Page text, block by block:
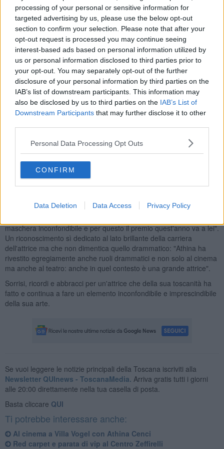
processing of your personal or sensitive information for
targeted advertising by us, please use the below opt-out
section to confirm your selection. Please note that after your
opt-out request is processed you may continue seeing
interest-based ads based on personal information utilized by
us or personal information disclosed to third parties prior to
your opt-out. You may separately opt-out of the further
disclosure of your personal information by third parties on the
IAB’s list of downstream participants. This information may
also be disclosed by us to third parties on the IAB’s List of
Downstream Participants that may further disclose it to other
Personal Data Processing Opt Outs
CONFIRM
Data Deletion Data Access Privacy Policy
trio dei Giancattivi con Alessandro Benvenuti e Francesco Nuti. Ma
i suoi ruoli sul grande schermo sono stati tanti: "Speriamo che sia
femmina", "Compagni di scuola" ma anche "Benvenuti in casa Gori"
e "Ritorno in Gori" solo per citarne alcuni per non dimenticare il
surreale "Ad ovest di Paperino" ambientato in una sognante
Firenze di inizio anni Ottanta.
La consegna ufficiale del premio è prevista per stasera aVilla
Vogelnell'ambito della rassegna cinematografica estiva
organizzata dal Quartiere Quattro di Firenze. Si tratta di una targa
in argento che, non è certo un caso, raffigura la storica maschera
fiorentina, emblema della genuina e schietta comicità locale.
trattorie e nelle strade.
"Questa è la prima edizione del premio - ha detto il comicoAndrea
portato in alto la comicità e che sono strettamente legati con il
maschera inconfondibile e per questo il premio quest'anno va a lei".
Un riconoscimento sì dedicato al lato brillante della carriera
dell'attrice ma che non dimentica quello drammatico: "Athina ha
rivestito egregiamente anche ruoli drammatici e non solo al cinema
ma anche al teatro: anche in quel contesto è una grande attrice".
Sorrisi, ricordi e abbracci per un'attrice che della sua toscanità ha
fatto e continua a fare un elemento inconfondibile e imprescindibile
della sua arte.
Se vuoi leggere le notizie principali della Toscana iscriviti alla
Newsletter QUInews - ToscanaMedia. Arriva gratis tutti i giorni
alle 20:00 direttamente nella tua casella di posta.
Basta cliccare QUI
Ti potrebbe interessare anche:
Al cinema a Villa Vogel con Athina Cenci
Red carpet e parata di vip al Centro Zeffirelli